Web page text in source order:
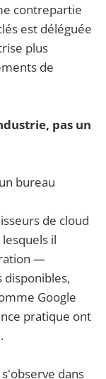
contrepartie
est déléguée
plus
de
pas un
bureau
de cloud
il
—
Google
pratique ont
dans